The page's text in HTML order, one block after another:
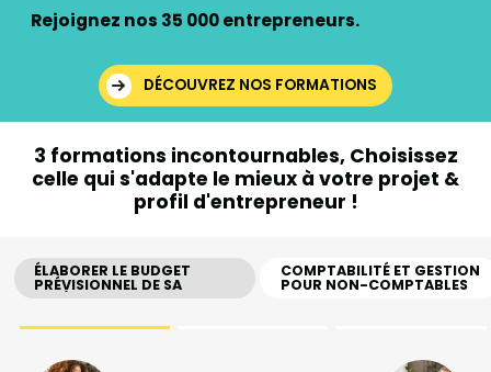
Rejoignez nos 35 000 entrepreneurs.
DÉCOUVREZ NOS FORMATIONS
3 formations incontournables, Choisissez
celle qui s'adapte le mieux à votre projet &
profil d'entrepreneur !
ÉLABORER LE BUDGET
PRÉVISIONNEL DE SA
COMPTABILITÉ ET GESTION
POUR NON-COMPTABLES